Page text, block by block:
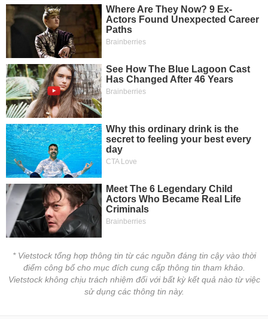
* Vietstock tổng hợp thông tin từ các nguồn đáng tin cậy vào thời
điểm công bố cho mục đích cung cấp thông tin tham khảo.
Vietstock không chịu trách nhiệm đối với bất kỳ kết quả nào từ việc
sử dụng các thông tin này.